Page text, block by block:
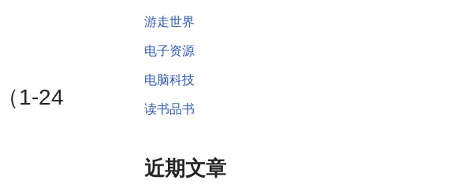
1-24
游走世界
电子资源
电脑科技
读书品书
近期文章